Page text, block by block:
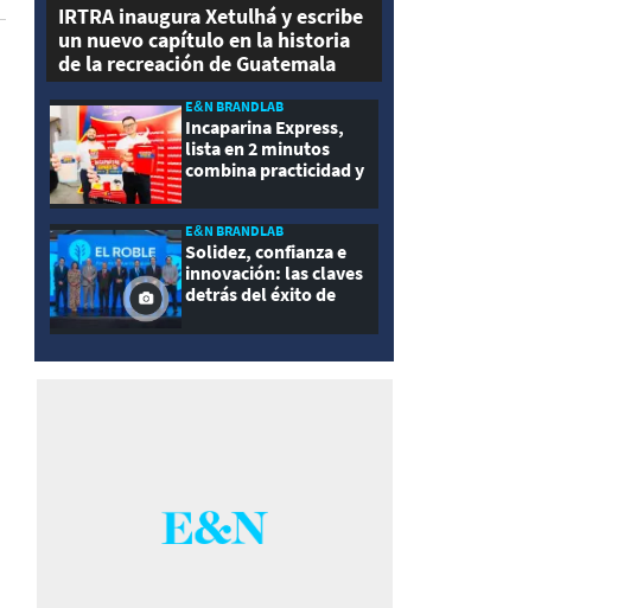
IRTRA inaugura Xetulhá y escribe
un nuevo capítulo en la historia
de la recreación de Guatemala
E&N BRANDLAB
Incaparina Express,
lista en 2 minutos
combina practicidad y
E&N BRANDLAB
Solidez, confianza e
innovación: las claves
detrás del éxito de